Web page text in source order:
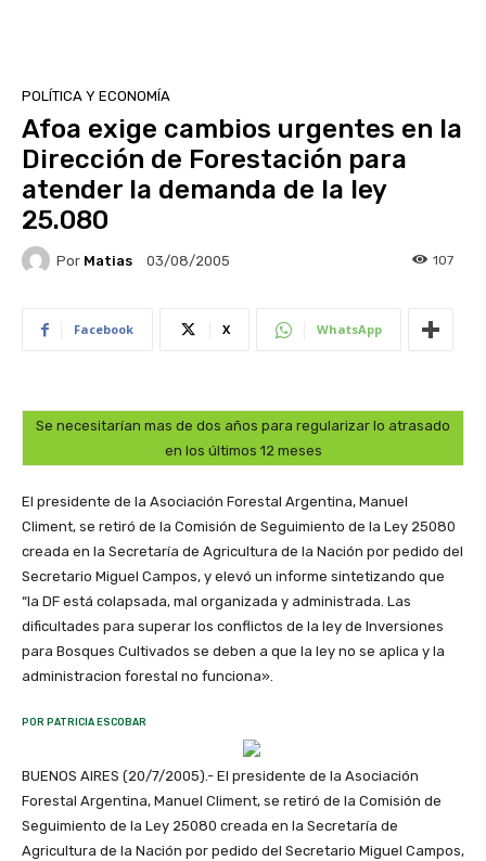
POLÍTICA Y ECONOMÍA
Afoa exige cambios urgentes en la
Dirección de Forestación para
atender la demanda de la ley
25.080
Por Matias 03/08/2005 107
Facebook X WhatsApp
Se necesitarían mas de dos años para regularizar lo atrasado
en los últimos 12 meses
El presidente de la Asociación Forestal Argentina, Manuel
Climent, se retiró de la Comisión de Seguimiento de la Ley 25080
creada en la Secretaría de Agricultura de la Nación por pedido del
Secretario Miguel Campos, y elevó un informe sintetizando que
“la DF está colapsada, mal organizada y administrada. Las
dificultades para superar los conflictos de la ley de Inversiones
para Bosques Cultivados se deben a que la ley no se aplica y la
administracion forestal no funciona».
POR PATRICIA ESCOBAR
BUENOS AIRES (20/7/2005).- El presidente de la Asociación
Forestal Argentina, Manuel Climent, se retiró de la Comisión de
Seguimiento de la Ley 25080 creada en la Secretaría de
Agricultura de la Nación por pedido del Secretario Miguel Campos,